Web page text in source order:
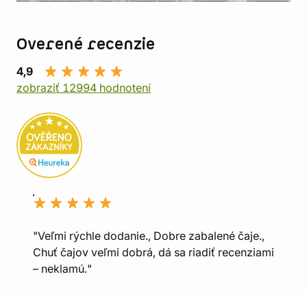
Overené recenzie
4,9
zobraziť 12994 hodnotení
"Veľmi rýchle dodanie., Dobre zabalené čaje.,
Chuť čajov veľmi dobrá, dá sa riadiť recenziami
– neklamú."